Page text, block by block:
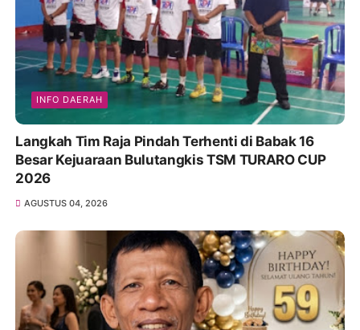
INFO DAERAH
Langkah Tim Raja Pindah Terhenti di Babak 16
Besar Kejuaraan Bulutangkis TSM TURARO CUP
2026
AGUSTUS 04, 2026